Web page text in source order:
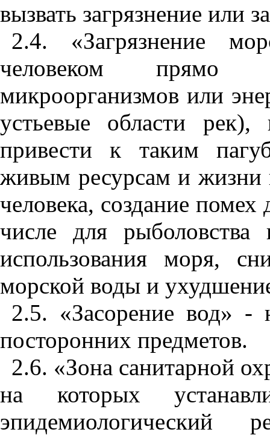
вызвать загрязнение или
2.4. «Загрязнение
человеком прямо
микроорганизмов или
устьевые области
привести к таким
живым ресурсам и жизни
человека, создание помех
числе для
использования моря,
морской воды и
2.5. «Засорение вод» -
посторонних предметов.
2.6. «Зона санитарной
на которых устан
эпидемиологический